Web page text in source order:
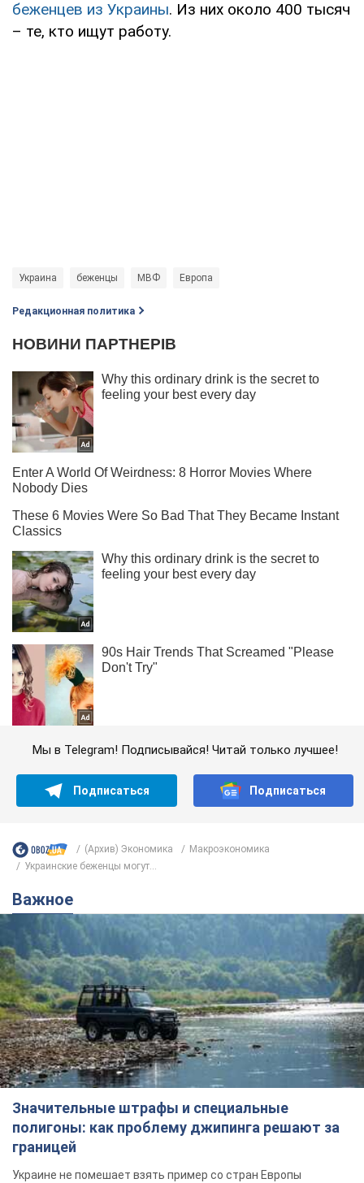
беженцев из Украины. Из них около 400 тысяч
– те, кто ищут работу.
Украина беженцы МВФ Европа
Редакционная политика
Мы в Telegram! Подписывайся! Читай только лучшее!
Подписаться Подписаться
(Архив) Экономика
Mакроэкономика
Украинские беженцы могут...
Важное
Значительные штрафы и специальные
полигоны: как проблему джипинга решают за
границей
Украине не помешает взять пример со стран Европы